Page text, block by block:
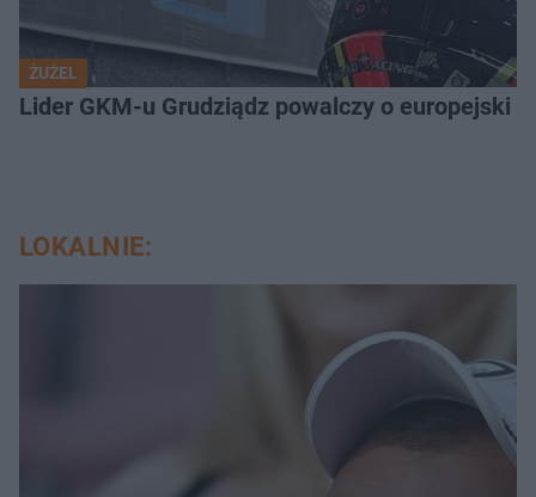
ŻUŻEL
Lider GKM-u Grudziądz powalczy o europejski
LOKALNIE: